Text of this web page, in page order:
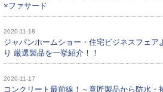
×ファサード
2020-11-18
ジャパンホームショー・住宅ビジネスフェア
り 厳選製品を一挙紹介！！
2020-11-17
コンクリート最前線！～意匠製品から防水・